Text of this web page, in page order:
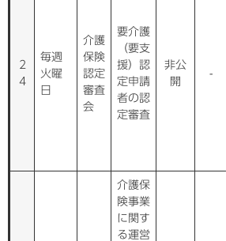
2
4
毎週
火曜
日
介護
保険
認定
審査
会
要介護
（要支
援）認
定申請
者の認
定審査
非公
開
-
介護保
険事業
に関す
る運営